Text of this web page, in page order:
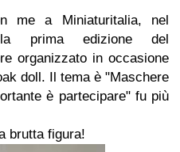
me a Miniaturitalia, nel
prima edizione del
organizzato in occasione
doll. Il tema è "Maschere
è partecipare" fu più
brutta figura!